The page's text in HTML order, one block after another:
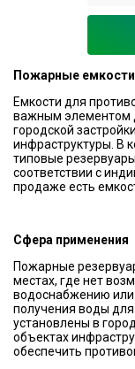
Пожарные емкости
Емкости для
важным элементом
городской
инфраструктуры. В
типовые
соответствии с
продаже есть
Сфера применения
Пожарные
местах, где нет
водоснабжению
получения воды
установлены в
объектах
обеспечить